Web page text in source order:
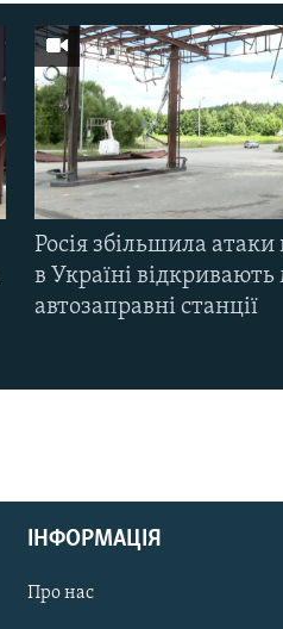
Росія збільшила
в Україні відкривають
автозаправні станції
ІНФОРМАЦІЯ
Про нас